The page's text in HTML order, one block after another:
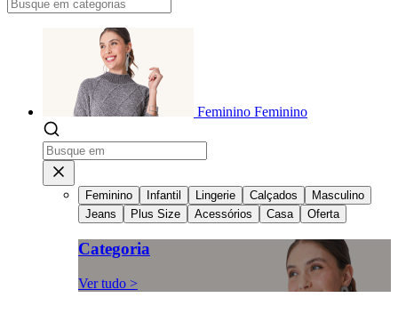
Feminino Feminino
Feminino Infantil Lingerie Calçados
Masculino
Jeans
Plus Size Acessórios Casa Oferta
Categoria
Ver tudo >